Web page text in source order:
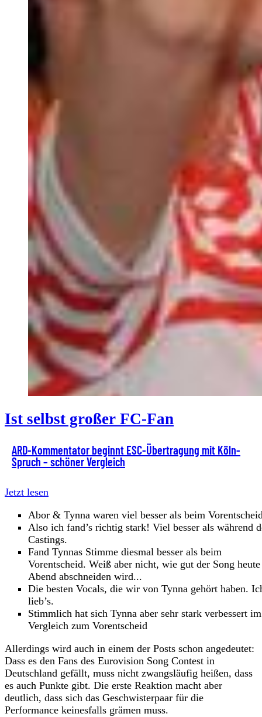
Ist selbst großer FC-Fan
ARD-Kommentator beginnt ESC-Übertragung mit Köln-
Spruch – schöner Vergleich
Jetzt lesen
Abor & Tynna waren viel besser als beim
Also ich fand’s richtig stark! Viel besser als während
Castings.
Fand Tynnas Stimme diesmal besser als beim
Vorentscheid. Weiß aber nicht, wie gut der Song heute
Abend abschneiden wird...
Die besten Vocals, die wir von Tynna gehört haben.
lieb’s.
Stimmlich hat sich Tynna aber sehr stark verbessert im
Vergleich zum Vorentscheid
Allerdings wird auch in einem der Posts schon angedeutet:
Dass es den Fans des Eurovision Song Contest in
Deutschland gefällt, muss nicht zwangsläufig heißen, dass
es auch Punkte gibt. Die erste Reaktion macht aber
deutlich, dass sich das Geschwisterpaar für die
Performance keinesfalls grämen muss.